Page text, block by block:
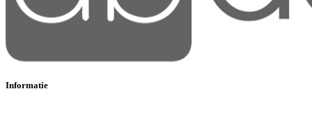
Informatie